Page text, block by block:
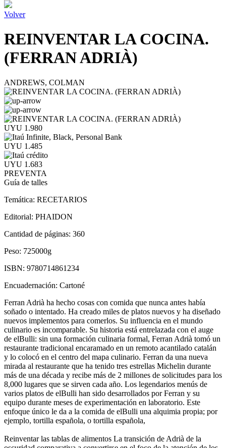
Volver
REINVENTAR LA COCINA.
(FERRAN ADRIÀ)
ANDREWS, COLMAN
UYU 1.980
UYU 1.485
UYU 1.683
PREVENTA
Guía de talles
Temática: RECETARIOS
Editorial: PHAIDON
Cantidad de páginas: 360
Peso: 725000g
ISBN: 9780714861234
Encuadernación: Cartoné
Ferran Adrià ha hecho cosas con comida que nunca antes había
soñado o intentado. Ha creado miles de platos nuevos y ha diseñado
nuevos implementos para comerlos. Su influencia en el mundo
culinario es incomparable. Su historia está entrelazada con el auge
de elBulli: sin una formación culinaria formal, Ferran Adrià tomó un
restaurante tradicional encaramado en un remoto acantilado catalán
y lo colocó en el centro del mapa culinario. Ferran da una nueva
mirada al restaurante que ha tenido tres estrellas Michelin durante
más de una década y recibe más de 2 millones de solicitudes para los
8,000 lugares que se sirven cada año. Los legendarios menús de
varios platos de elBulli han sido desarrollados por Ferran y su
equipo durante meses de experimentación en laboratorio. Este
enfoque único le da a la comida de elBulli una alquimia propia; por
ejemplo, tortilla española, o tortilla española,
Reinventar las tablas de alimentos La transición de Adrià de la